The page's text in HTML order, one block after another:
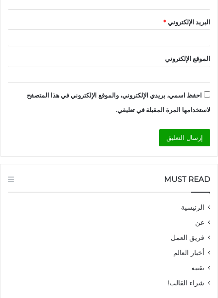
البريد الإلكتروني*
الموقع الإلكتروني
احفظ اسمي، بريدي الإلكتروني، والموقع الإلكتروني في هذا المتصفح
لاستخدامها المرة المقبلة في تعليقي.
MUST READ
الرئيسية
عن
فريق العمل
أخبار العالم
تقنية
شراء القالب!